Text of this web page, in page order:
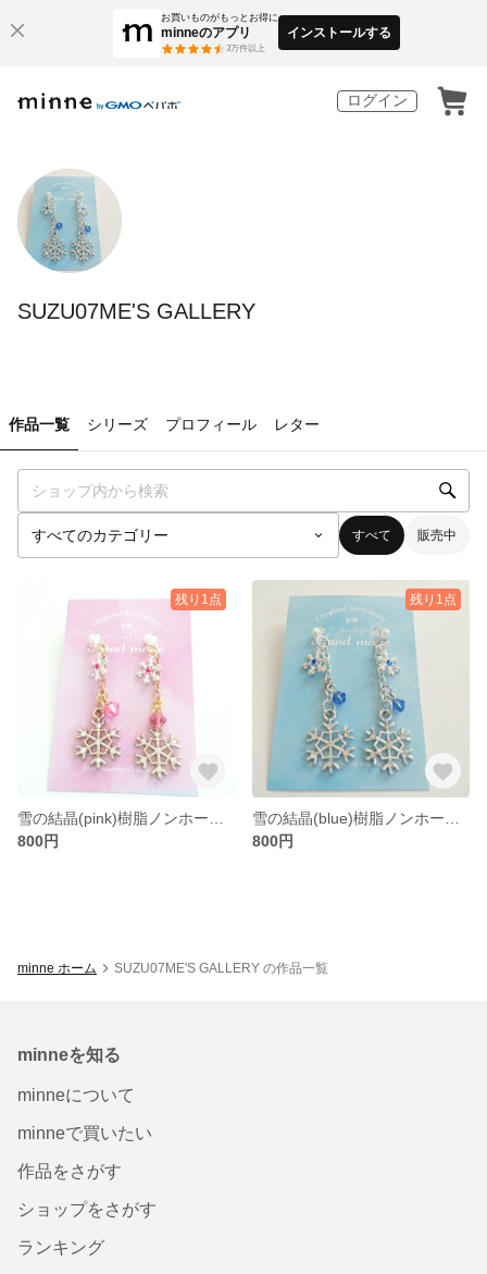
お買いものがもっとお得に
minneのアプリ
3万件以上
インストールする
ログイン
SUZU07ME'S GALLERY
作品一覧 シリーズ プロフィール レター
すべて 販売中
残り1点
800円
残り1点
800円
minne ホーム SUZU07ME'S GALLERY の作品一覧
minneを知る
minneについて
minneで買いたい
作品をさがす
ショップをさがす
ランキング